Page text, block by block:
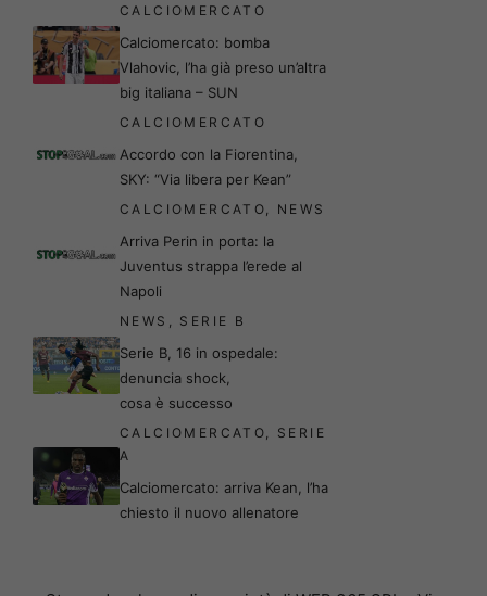
CALCIOMERCATO
Calciomercato: bomba
Vlahovic, l’ha già preso un’altra
big italiana – SUN
CALCIOMERCATO
Accordo con la Fiorentina,
SKY: “Via libera per Kean”
CALCIOMERCATO NEWS
Arriva Perin in porta: la
Juventus strappa l’erede al
Napoli
NEWS SERIE B
Serie B, 16 in ospedale:
denuncia shock,
cosa è successo
CALCIOMERCATO
SERIE
A
Calciomercato: arriva Kean, l’ha
chiesto il nuovo allenatore